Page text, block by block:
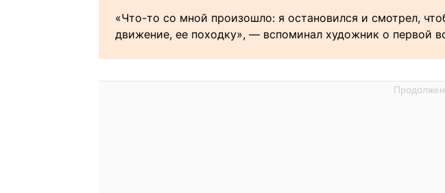
«Что-то со мной произошло: я остановился и смотрел,
движение, ее походку», — вспоминал художник о первой